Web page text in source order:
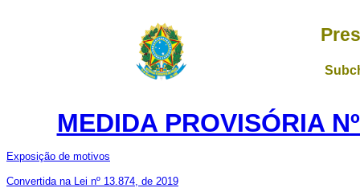
MEDIDA PROVISÓRIA
Exposição de motivos
Convertida na Lei nº 13.874, de 2019